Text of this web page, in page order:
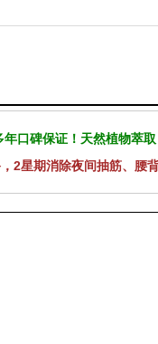
年口碑保证！天然植物萃
2星期消除夜间抽筋、腰